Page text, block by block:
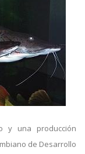
y una producción
de Desarrollo